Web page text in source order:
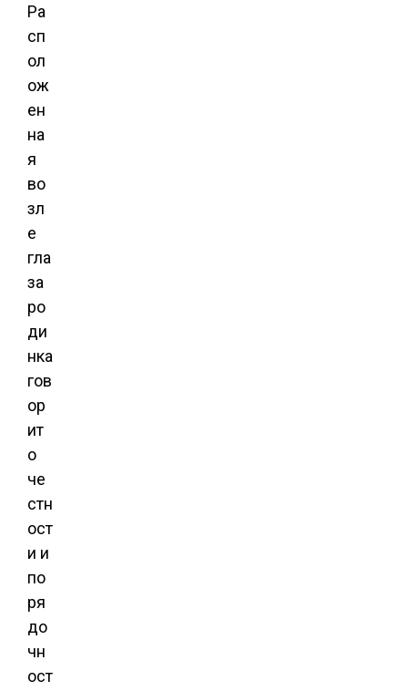
Ра
сп
ол
ож
ен
на
я
во
зл
е
гла
за
ро
ди
нка
гов
ор
ит
о
че
стн
ост
и и
по
ря
до
чн
ост